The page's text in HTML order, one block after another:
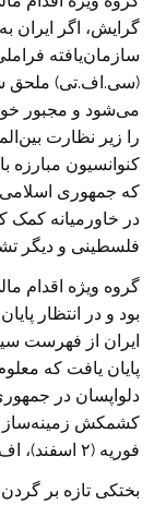
گرایش، اگر ایران
سازمان‌یافته
(سی.اف.تی) ملحق
می‌شود و مجبور
را زیر نظارت
کنوانسیون مبارزه
که جمهوری اسلامی
در خاور‌میانه کمک
فلسطینی و دیگر
گروه ویژه اقدام
بود و در انتظار
ایران از فهرست
پایان یافت که
دلواپسان در
فوریه (۲ اسفند)، اف.ای.تی.اف در مورد ایران گرفت.
بختکی تازه بر گردن